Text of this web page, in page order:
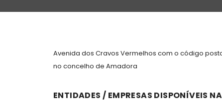
Avenida dos Cravos Vermelhos com o código
no concelho de Amadora
ENTIDADES / EMPRESAS DISPONÍVEIS